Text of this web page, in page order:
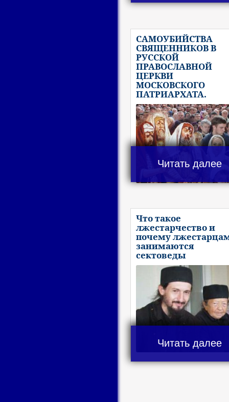
САМОУБИЙСТВА
СВЯЩЕННИКОВ В
РУССКОЙ
ПРАВОСЛАВНОЙ
ЦЕРКВИ
МОСКОВСКОГО
ПАТРИАРХАТА.
Читать далее
Что такое
лжестарчество и
почему
занимаются
сектоведы
Читать далее